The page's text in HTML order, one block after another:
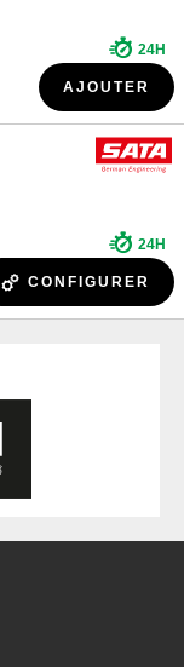
24H
AJOUTER
24H
CONFIGURER